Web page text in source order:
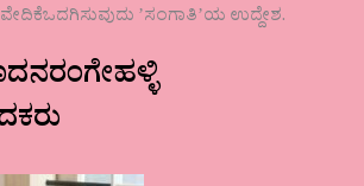
ʼಸಂಗಾತಿʼಯ ಉದ್ದೇಶ.